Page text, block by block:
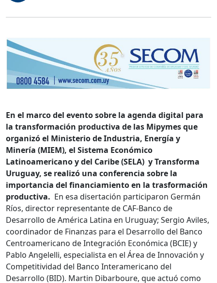
En el marco del evento sobre la agenda digital para
la transformación productiva de las Mipymes que
organizó el Ministerio de Industria, Energía y
Minería (MIEM), el Sistema Económico
Latinoamericano y del Caribe (SELA) y Transforma
Uruguay, se realizó una conferencia sobre la
importancia del financiamiento en la trasformación
productiva. En esa disertación participaron Germán
Ríos, director representante de CAF-Banco de
Desarrollo de América Latina en Uruguay; Sergio Aviles,
coordinador de Finanzas para el Desarrollo del Banco
Centroamericano de Integración Económica (BCIE) y
Pablo Angelelli, especialista en el Área de Innovación y
Competitividad del Banco Interamericano del
Desarrollo (BID). Martin Dibarboure, que actuó como